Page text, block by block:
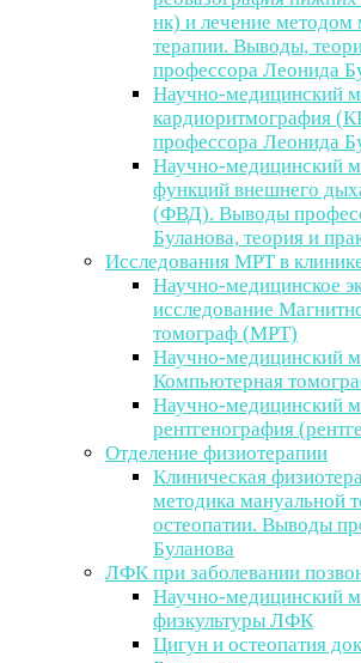
нк) и лечение методом
терапии. Выводы,
профессора Леонида
Научно-медицинский
кардиоритмография
профессора Леонида
Научно-медицинский
функций внешнего
(ФВД). Выводы
Буланова, теория и
Исследования МРТ в
Научно-медицинское
исследование
томограф (МРТ)
Научно-медицинский
Компьютерная
Научно-медицинский
рентгенография
Отделение физиотерапии
Клиническая
методика мануальной
остеопатии. Выводы
Буланова
ЛФК при заболевании
Научно-медицинский
физкультуры ЛФК
Цигун и остеопатия